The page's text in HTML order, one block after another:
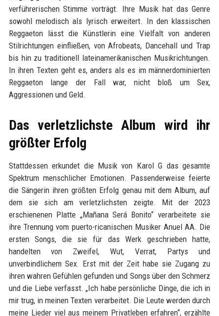
verführerischen Stimme vorträgt. Ihre Musik hat das Genre
sowohl melodisch als lyrisch erweitert. In den klassischen
Reggaeton lässt die Künstlerin eine Vielfalt von anderen
Stilrichtungen einfließen, von Afrobeats, Dancehall und Trap
bis hin zu traditionell lateinamerikanischen Musikrichtungen.
In ihren Texten geht es, anders als es im männerdominierten
Reggaeton lange der Fall war, nicht bloß um Sex,
Aggressionen und Geld.
Das verletzlichste Album wird ihr
größter Erfolg
Stattdessen erkundet die Musik von Karol G das gesamte
Spektrum menschlicher Emotionen. Passenderweise feierte
die Sängerin ihren größten Erfolg genau mit dem Album, auf
dem sie sich am verletzlichsten zeigte. Mit der 2023
erschienenen Platte „Mañana Será Bonito“ verarbeitete sie
ihre Trennung vom puerto-ricanischen Musiker Anuel AA. Die
ersten Songs, die sie für das Werk geschrieben hatte,
handelten von Zweifel, Wut, Verrat, Partys und
unverbindlichem Sex. Erst mit der Zeit habe sie Zugang zu
ihren wahren Gefühlen gefunden und Songs über den Schmerz
und die Liebe verfasst. „Ich habe persönliche Dinge, die ich in
mir trug, in meinen Texten verarbeitet. Die Leute werden durch
meine Lieder viel aus meinem Privatleben erfahren“, erzählte